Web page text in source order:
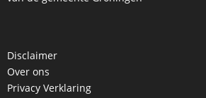
Disclaimer
Over ons
Privacy Verklaring